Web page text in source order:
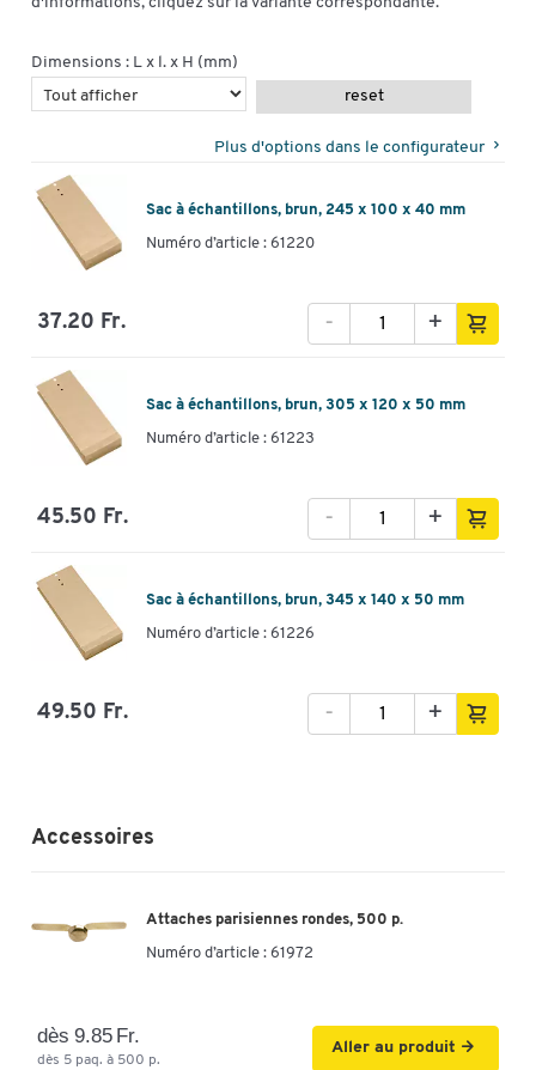
Dimensions : L x l. x H (mm)
reset
Plus d'options dans le configurateur
Sac à échantillons, brun, 245 x 100 x 40 mm
Numéro d’article : 61220
37.20 Fr. +
-
Sac à échantillons, brun, 305 x 120 x 50 mm
Numéro d’article : 61223
45.50 Fr. +
-
Sac à échantillons, brun, 345 x 140 x 50 mm
Numéro d’article : 61226
49.50 Fr. +
-
Accessoires
Attaches parisiennes rondes, 500 p.
Numéro d’article : 61972
dès 9.85 Fr.
dès 5 paq. à 500 p.
Aller au produit